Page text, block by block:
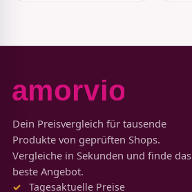
Dein Preisvergleich für tausende
Produkte von geprüften Shops.
Vergleiche in Sekunden und finde das
beste Angebot.
Tagesaktuelle Preise